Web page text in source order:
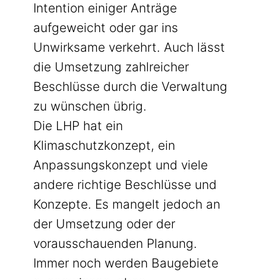
Intention einiger Anträge
aufgeweicht oder gar ins
Unwirksame verkehrt. Auch lässt
die Umsetzung zahlreicher
Beschlüsse durch die Verwaltung
zu wünschen übrig.
Die LHP hat ein
Klimaschutzkonzept, ein
Anpassungskonzept und viele
andere richtige Beschlüsse und
Konzepte. Es mangelt jedoch an
der Umsetzung oder der
vorausschauenden Planung.
Immer noch werden Baugebiete